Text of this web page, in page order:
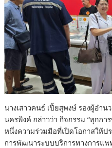
นางเสาวคนธ์ เปี้ยสุพงษ์ รองผู้อำน
นครพิงค์ กล่าวว่า กิจกรรม “ทุกกา
หนึ่งความร่วมมือที่เปิดโอกาสให้
การพัฒนาระบบบริการทางการแพ